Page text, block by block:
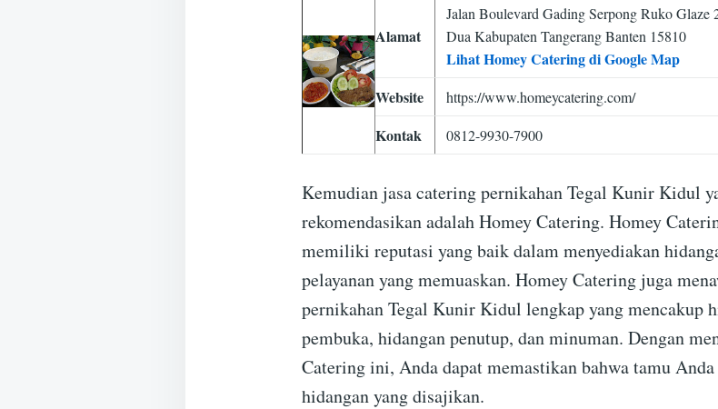
Alamat
Jalan Boulevard Gading Serpong Ruko
Dua Kabupaten Tangerang Banten 15810
Lihat Homey Catering di Google Map
Website
https://www.homeycatering.com/
Kontak 0812-9930-7900
Kemudian jasa catering pernikahan Tegal Kunir Kidul
rekomendasikan adalah Homey Catering. Homey
memiliki reputasi yang baik dalam menyediakan
pelayanan yang memuaskan. Homey Catering juga
pernikahan Tegal Kunir Kidul lengkap yang mencakup
pembuka, hidangan penutup, dan minuman. Dengan
Catering ini, Anda dapat memastikan bahwa tamu Anda
hidangan yang disajikan.